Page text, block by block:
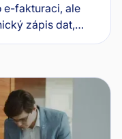
e-fakturaci, ale
zápis dat,
faktury,